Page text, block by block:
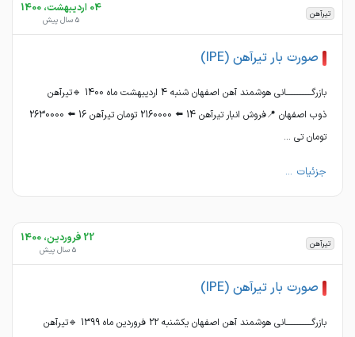
تیرآهن 04 اردیبهشت، 1400
5 سال پیش
صورت بار تیرآهن (IPE)
بازرگــــــــــــــــانی هوشمند آهن اصفهان شنبه 4 اردیبهشت ماه 1400 🔹تیرآهن
ذوب اصفهان 📍فروش انبار تیرآهن 14 ⬅️ 2160000 تومان تیرآهن 16 ⬅️ 2630000
تومان تی ...
جزئیات ...
تیرآهن 22 فروردین، 1400
5 سال پیش
صورت بار تیرآهن (IPE)
بازرگــــــــــــــــانی هوشمند آهن اصفهان یکشنبه 22 فروردین ماه 1399 🔹تیرآهن